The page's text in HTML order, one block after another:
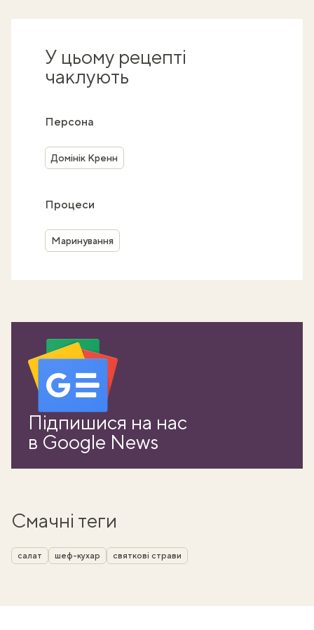
У цьому рецепті
чаклують
Персона
Домінік Кренн
Процеси
Маринування
Підпишися на нас
в Google News
Смачні теги
салат шеф-кухар святкові страви